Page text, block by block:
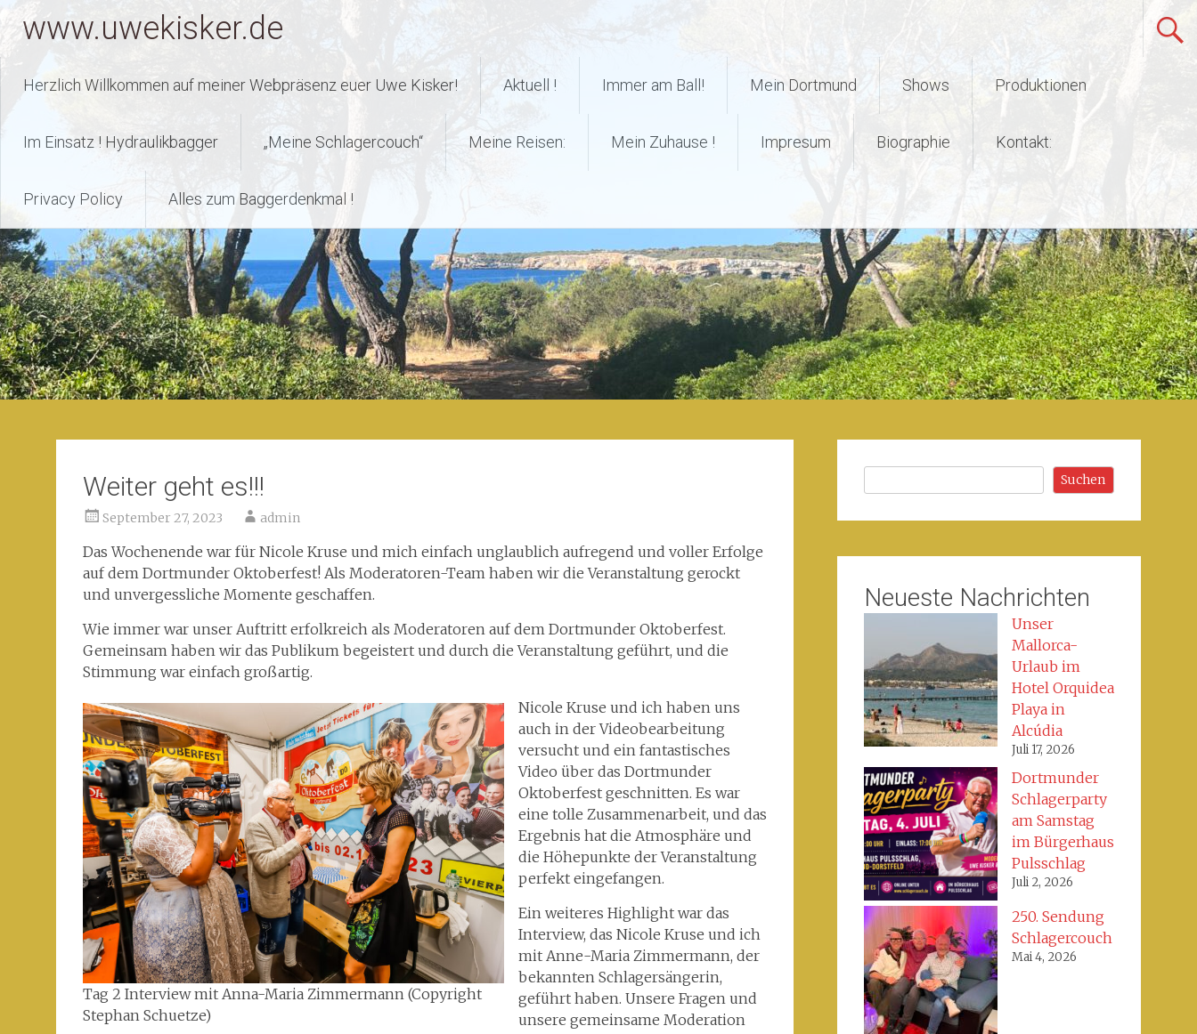
Zum
Inhalt
springen
www.uwekisker.de
Herzlich Willkommen auf meiner Webpräsenz euer Uwe Kisker! Aktuell ! Immer am Ball! Mein Dortmund Shows Produktionen
Im Einsatz ! Hydraulikbagger „Meine Schlagercouch“ Meine Reisen: Mein Zuhause ! Impresum Biographie Kontakt:
Privacy Policy Alles zum Baggerdenkmal !
Weiter geht es!!!
September 27, 2023 admin
Das Wochenende war für Nicole Kruse und mich einfach unglaublich aufregend und voller Erfolge
auf dem Dortmunder Oktoberfest! Als Moderatoren-Team haben wir die Veranstaltung gerockt
und unvergessliche Momente geschaffen.
Wie immer war unser Auftritt erfolkreich als Moderatoren auf dem Dortmunder Oktoberfest.
Gemeinsam haben wir das Publikum begeistert und durch die Veranstaltung geführt, und die
Stimmung war einfach großartig.
Tag 2 Interview mit Anna-Maria Zimmermann (Copyright
Stephan Schuetze)
Nicole Kruse und ich haben uns
auch in der Videobearbeitung
versucht und ein fantastisches
Video über das Dortmunder
Oktoberfest geschnitten. Es war
eine tolle Zusammenarbeit, und das
Ergebnis hat die Atmosphäre und
die Höhepunkte der Veranstaltung
perfekt eingefangen.
Ein weiteres Highlight war das
Interview, das Nicole Kruse und ich
mit Anne-Maria Zimmermann, der
bekannten Schlagersängerin,
geführt haben. Unsere Fragen und
unsere gemeinsame Moderation
Suchen
Neueste Nachrichten
Unser
Mallorca-
Urlaub im
Hotel Orquidea
Playa in
Alcúdia
Juli 17, 2026
Dortmunder
Schlagerparty
am Samstag
im Bürgerhaus
Pulsschlag
Juli 2, 2026
250. Sendung
Schlagercouch
Mai 4, 2026